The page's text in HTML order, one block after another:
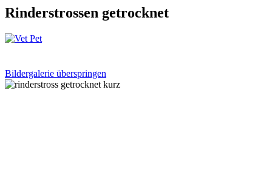
Rinderstrossen getrocknet
Bildergalerie überspringen